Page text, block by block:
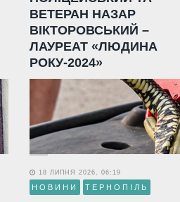
ВЕТЕРАН НАЗАР
ВІКТОРОВСЬКИЙ –
ЛАУРЕАТ «ЛЮДИНА
РОКУ-2024»
18 ЛИПНЯ 2026, 06:19
НОВИНИ ТЕРНОПІЛЬ